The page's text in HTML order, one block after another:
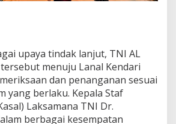
upaya tindak lanjut, TNI AL
menuju Lanal Kendari
dan penanganan sesuai
yang berlaku. Kepala Staf
Laksamana TNI Dr.
berbagai kesempatan